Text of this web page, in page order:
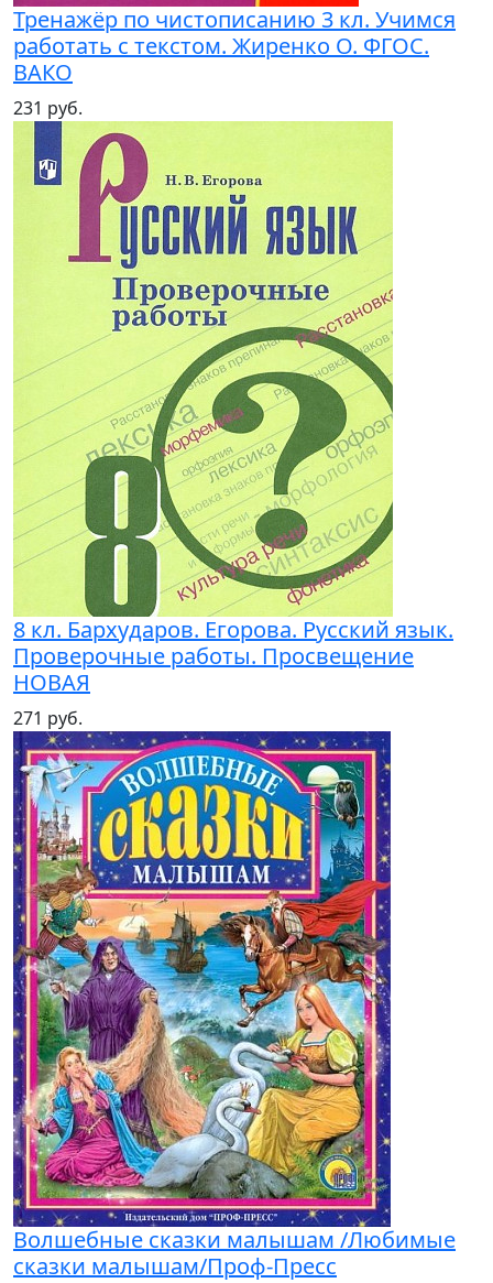
Тренажёр по чистописанию 3 кл. Учимся
работать с текстом. Жиренко О. ФГОС.
ВАКО
231 руб.
8 кл. Бархударов. Егорова. Русский язык.
Проверочные работы. Просвещение
НОВАЯ
271 руб.
Волшебные сказки малышам /Любимые
сказки малышам/Проф-Пресс